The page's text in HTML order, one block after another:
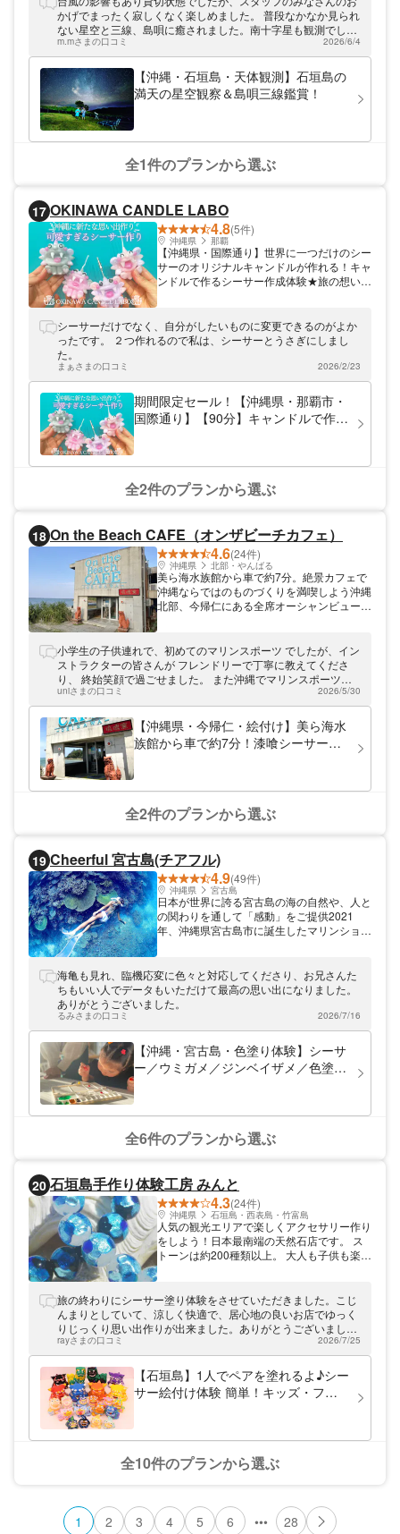
望遠鏡、双眼鏡で天体観測☆島人による島唄
三線演奏もありますよ。石垣島のロマンチッ
クな思い出作りに、ぜひご利用ください。
かげでまったく寂しくなく楽しめました。 普段なかなか見られ
ない星空と三線、島唄に癒されました。南十字星も観測でして
最高の思い出になりました。写真もきれいに撮っていただき大
満足です。
m.mさまの口コミ 2026/6/4
【沖縄・石垣島・天体観測】石垣島の
満天の星空観察＆島唄三線鑑賞！
全1件のプランから選ぶ
17 OKINAWA CANDLE LABO
4.8(5件)
沖縄県 那覇
【沖縄県・国際通り】世界に一つだけのシー
サーのオリジナルキャンドルが作れる！キャ
ンドルで作るシーサー作成体験★旅の想い出
終了後はそちらで記念撮影も出来ちゃう【カ
ップル・友人同士・修学旅行生にもおスス
シーサーだけでなく、自分がしたいものに変更できるのがよか
ったです。 ２つ作れるので私は、シーサーとうさぎにしまし
た。
まぁさまの口コミ 2026/2/23
期間限定セール！【沖縄県・那覇市・
国際通り】【90分】キャンドルで作る
性同士・修学旅行生におススメです
♪】
全2件のプランから選ぶ
18 On the Beach CAFE（オンザビーチカフェ）
4.6(24件)
沖縄県 北部・やんばる
美ら海水族館から車で約7分。絶景カフェで
沖縄ならではのものづくりを満喫しよう沖縄
北部、今帰仁にある全席オーシャンビューの
たりとシーサー作りや絵付けを楽しめます。
ドリンクバーがセットになっているので、美
味しいお飲み物を召し上がりながら制作でき
ますよ。体験後は当店自慢のランチメニュー
をぜひご賞味ください。
小学生の子供連れで、初めてのマリンスポーツ でしたが、イン
ストラクターの皆さんが フレンドリーで丁寧に教えてくださ
り、 終始笑顔で過ごせました。 また沖縄でマリンスポーツす
ることがあれば ぜひ利用したいです。
uniさまの口コミ 2026/5/30
【沖縄県・今帰仁・絵付け】美ら海水
族館から車で約7分！漆喰シーサー絵
全2件のプランから選ぶ
19 Cheerful 宮古島(チアフル)
4.9(49件)
沖縄県 宮古島
日本が世界に誇る宮古島の海の自然や、人と
の関わりを通して「感動」をご提供2021
年、沖縄県宮古島市に誕生したマリンショッ
ご案内。シーサーの色塗り体験やSUP（ス
タンドアップパドル）など、インドアでもア
ウトドアでも楽しめる体験ができますよ♪皆
様とお会いできることを、スタッフ一同楽し
みにしております！
海亀も見れ、臨機応変に色々と対応してくださり、お兄さんた
ちもいい人でデータもいただけて最高の思い出になりました。
ありがとうございました。
るみさまの口コミ 2026/7/16
【沖縄・宮古島・色塗り体験】シーサ
ー／ウミガメ／ジンベイザメ／色塗り
全6件のプランから選ぶ
20 石垣島手作り体験工房 みんと
4.3(24件)
沖縄県 石垣島・西表島・竹富島
人気の観光エリアで楽しくアクセサリー作り
をしよう！日本最南端の天然石店です。 ス
トーンは約200種類以上。 大人も子供も楽し
場所は、アートホテル石垣島の目の前にあり
離島ターミナル、バスターミナルなどの主要
交通拠点から車や徒歩で約5～16分でお越し
いただけます。 アートホテルエントランス
前に路線バス停留所があり こちらで下車
し、当店へ続く横断歩道を渡り徒歩でお越し
いただけます。 レンタカーや自家用車をご
利用のお客様は、店舗の横と裏に駐車場がご
旅の終わりにシーサー塗り体験をさせていただきました。こじ
んまりとしていて、涼しく快適で、居心地の良いお店でゆっく
りじっくり思い出作りが出来ました。ありがとうございまし
た！また石垣島に来た際は立ち寄らせてください。
rayさまの口コミ 2026/7/25
【石垣島】1人でペアを塗れるよ♪シー
サー絵付け体験 簡単！キッズ・ファ
全10件のプランから選ぶ
1 2 3 4 5 6 ••• 28